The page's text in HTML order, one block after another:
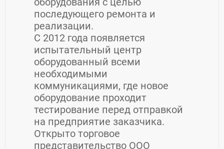
последующего ремонта и
реализации.
С 2012 года появляется
испытательный центр
оборудованный всеми
необходимыми
коммуникациями, где новое
оборудование проходит
тестирование перед отправкой
на предприятие заказчика.
Открыто торговое
представительство ООО